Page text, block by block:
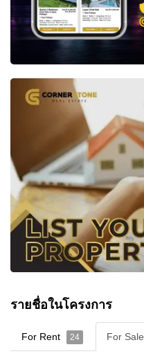
รายชื่อในโครงการ
For Rent 24 For Sale